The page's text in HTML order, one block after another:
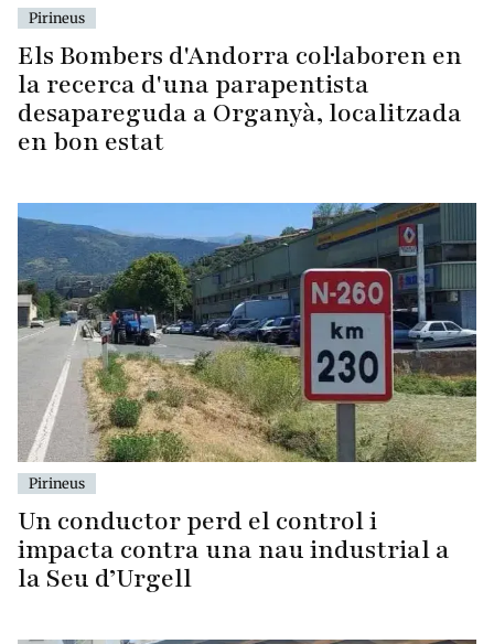
Pirineus
Els Bombers d'Andorra col·laboren en
la recerca d'una parapentista
desapareguda a Organyà, localitzada
en bon estat
Pirineus
Un conductor perd el control i
impacta contra una nau industrial a
la Seu d’Urgell